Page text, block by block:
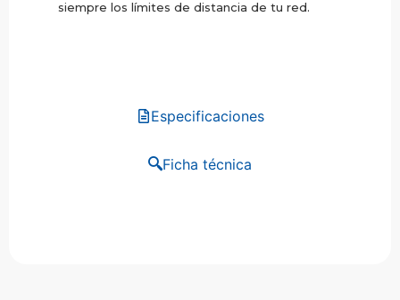
Especificaciones
Ficha técnica
siempre los límites de distancia de tu red.